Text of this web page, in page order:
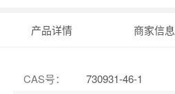
产品详情 商家信息
CAS号：
730931-46-1